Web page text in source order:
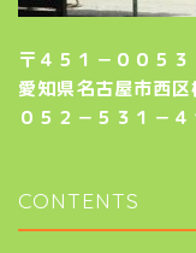
〒４５１－００５３
愛知県名古屋市西
０５２－５３１－４
CONTENTS